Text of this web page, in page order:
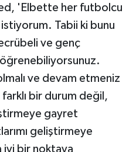
'Elbette her futbolcu
Tabii ki bunu
ve genç
ve devam etmeniz
bir durum değil,
gayret
geliştirmeye
iyi bir noktaya